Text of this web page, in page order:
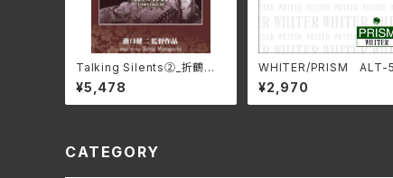
Talking Silents②_折鶴お
千、唐人お吉 DMSF-1007
(仕様:DVD)
¥5,478
WHITER/PRISM ALT-
C(仕様:CD)
¥2,970
CATEGORY